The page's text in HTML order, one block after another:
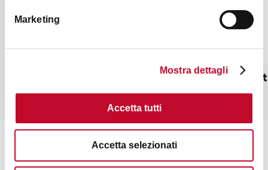
Marketing
Mostra dettagli
Accetta tutti
Accetta selezionati
Bologna Welcome - Piazza Maggiore
Infopoint (IAT-R)
Limited